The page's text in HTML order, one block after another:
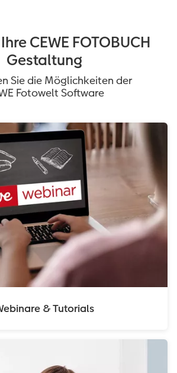
CEWE FOTOBUCH
Gestaltung
Sie die Möglichkeiten der
Fotowelt Software
& Tutorials